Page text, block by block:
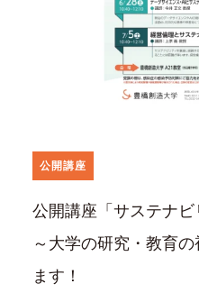
公開講座
公開講座「サステナ
～大学の研究・教育
ます！